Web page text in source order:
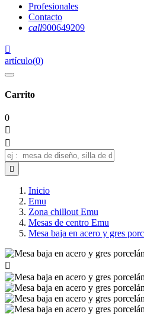
Profesionales
Contacto
call900649209

artículo(0)
Carrito
0



Inicio
Emu
Zona chillout Emu
Mesas de centro Emu
Mesa baja en acero y gres
